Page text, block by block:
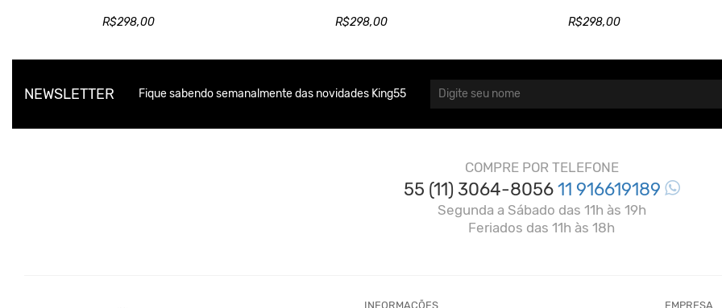
R$298,00 R$298,00 R$298,00
NEWSLETTER Fique sabendo semanalmente das novidades King55
COMPRE POR TELEFONE
55 (11) 3064-805611 916619189
Segunda a Sábado das 11h às 19h
Feriados das 11h às 18h
INFORMAÇÕES EMPRESA